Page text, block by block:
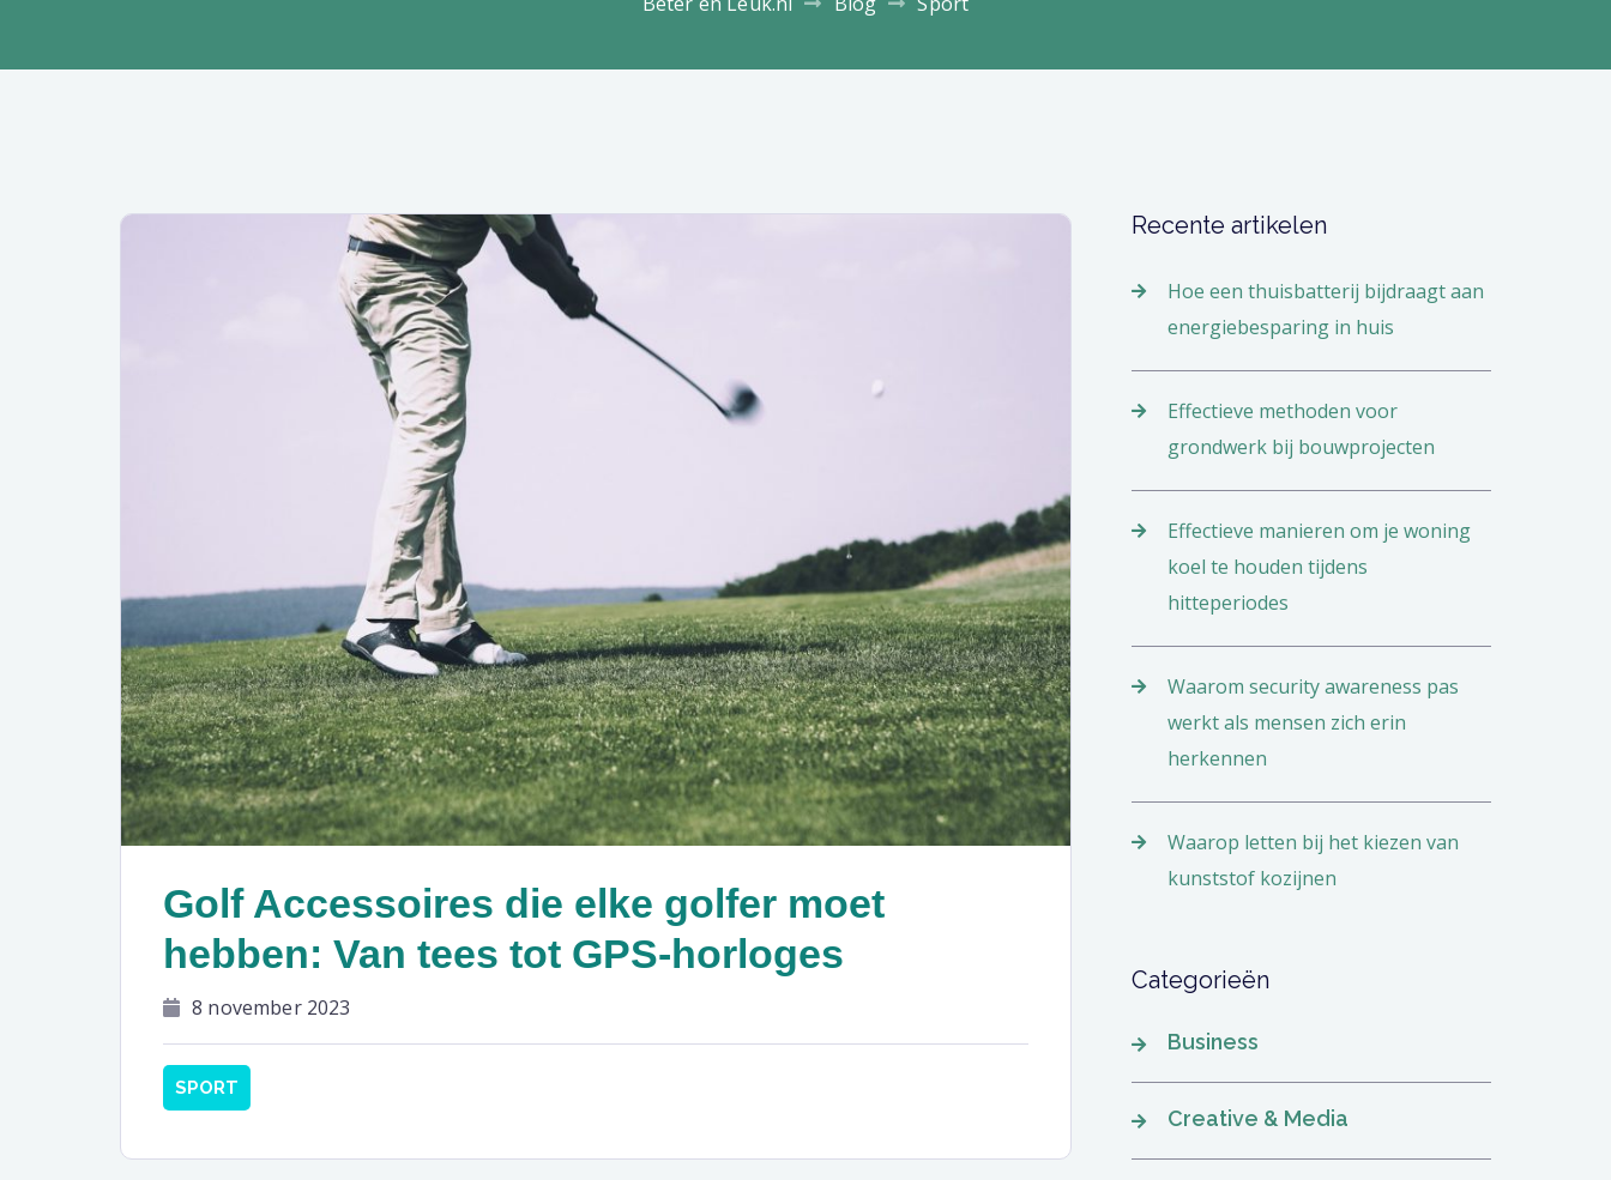
Golf Accessoires die elke golfer moet
hebben: Van tees tot GPS-horloges
8 november 2023
SPORT
Recente artikelen
Hoe een thuisbatterij bijdraagt aan
energiebesparing in huis
Effectieve methoden voor
grondwerk bij bouwprojecten
Effectieve manieren om je woning
koel te houden tijdens
hitteperiodes
Waarom security awareness pas
werkt als mensen zich erin
herkennen
Waarop letten bij het kiezen van
kunststof kozijnen
Categorieën
Business
Creative & Media